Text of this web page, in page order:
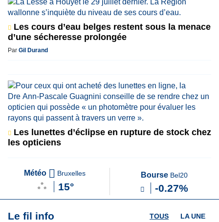
Les cours d’eau belges restent sous la menace
d’une sécheresse prolongée
Par Gil Durand
Les lunettes d’éclipse en rupture de stock chez
les opticiens
Météo Bruxelles
15°
Bourse Bel20
-0.27%
Le fil info LA UNE
TOUS